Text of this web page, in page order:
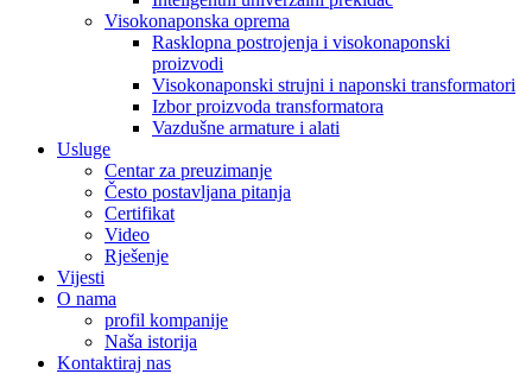
Visokonaponska oprema
Rasklopna postrojenja i visokonaponski
proizvodi
Visokonaponski strujni i naponski transformatori
Izbor proizvoda transformatora
Vazdušne armature i alati
Usluge
Centar za preuzimanje
Često postavljana pitanja
Certifikat
Video
Rješenje
Vijesti
O nama
profil kompanije
Naša istorija
Kontaktiraj nas